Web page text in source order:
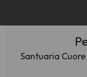
Santuaria